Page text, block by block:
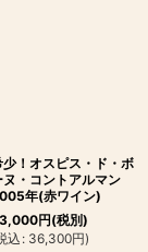
少！オスピス・ド・ボ
ヌ・コントアルマン
年(赤ワイン)
円(税別)
込 : 36,300円)